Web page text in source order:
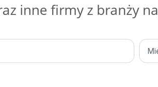
inne firmy z branży